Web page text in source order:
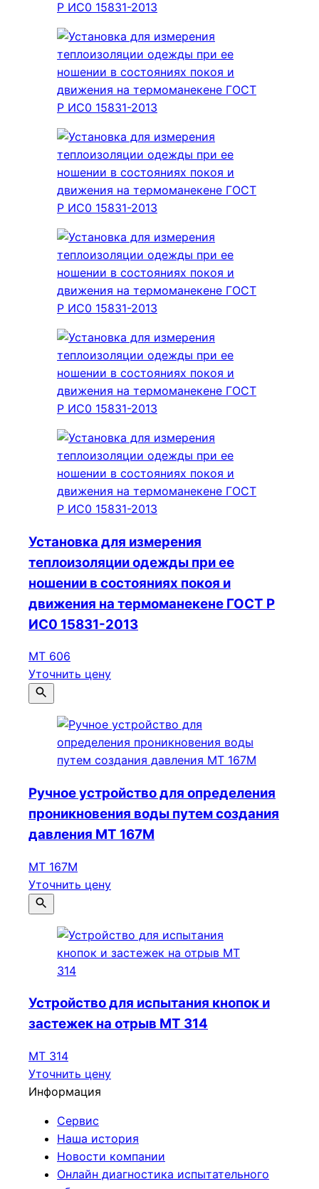
Установка для измерения
теплоизоляции одежды при ее
ношении в состояниях покоя и
движения на термоманекене ГОСТ Р
ИС0 15831-2013
МТ 606
Уточнить цену
Ручное устройство для определения
проникновения воды путем создания
давления МТ 167М
МТ 167М
Уточнить цену
Устройство для испытания кнопок и
застежек на отрыв МТ 314
МТ 314
Уточнить цену
Информация
Сервис
Наша история
Новости компании
Онлайн диагностика испытательного